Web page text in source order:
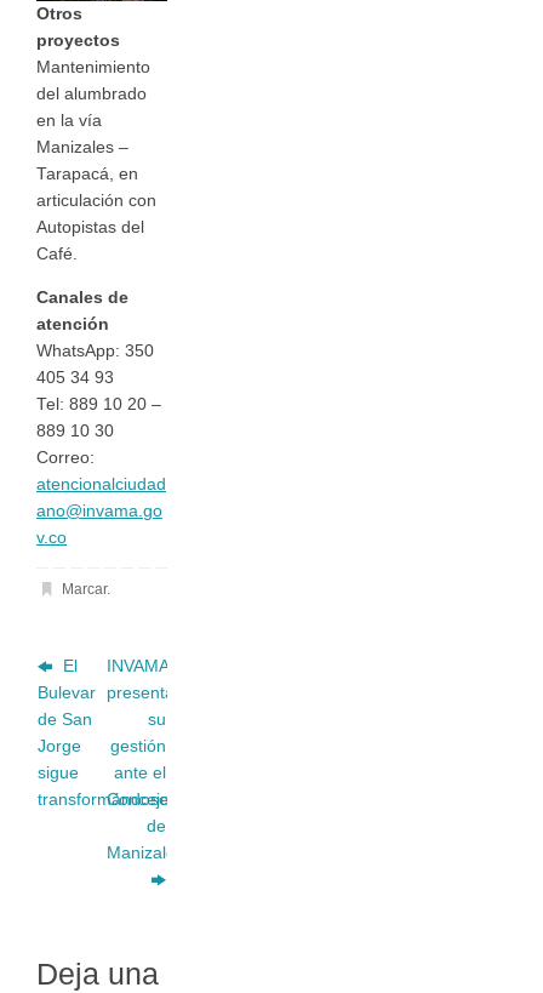
Otros
proyectos
Mantenimiento
del alumbrado
en la vía
Manizales –
Tarapacá, en
articulación con
Autopistas del
Café.
Canales de
atención
WhatsApp: 350
405 34 93
Tel: 889 10 20 –
889 10 30
Correo:
atencionalciudad
ano@invama.go
v.co
Marcar.
El
Bulevar
de San
Jorge
sigue
transformándose
INVAMA
presenta
su
gestión
ante el
Concejo
de
Manizales
Deja una